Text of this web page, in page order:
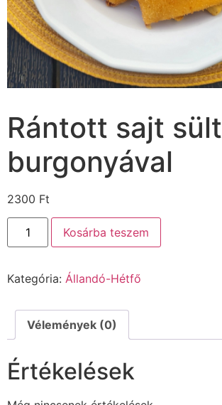
Rántott sajt sült
burgonyával
2300 Ft
Kosárba teszem
Kategória: Állandó-Hétfő
Vélemények (0)
Értékelések